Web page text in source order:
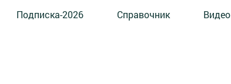
Подписка-2026 Справочник Видео